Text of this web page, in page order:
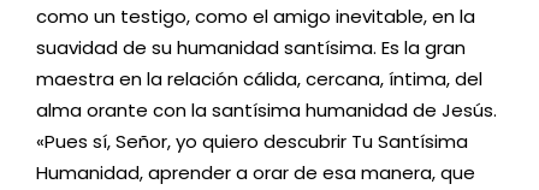
como un testigo, como el amigo inevitable, en la
suavidad de su humanidad santísima. Es la gran
maestra en la relación cálida, cercana, íntima, del
alma orante con la santísima humanidad de Jesús.
«Pues sí, Señor, yo quiero descubrir Tu Santísima
Humanidad, aprender a orar de esa manera, que